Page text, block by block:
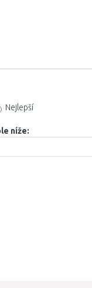
Nejlepší
níže: